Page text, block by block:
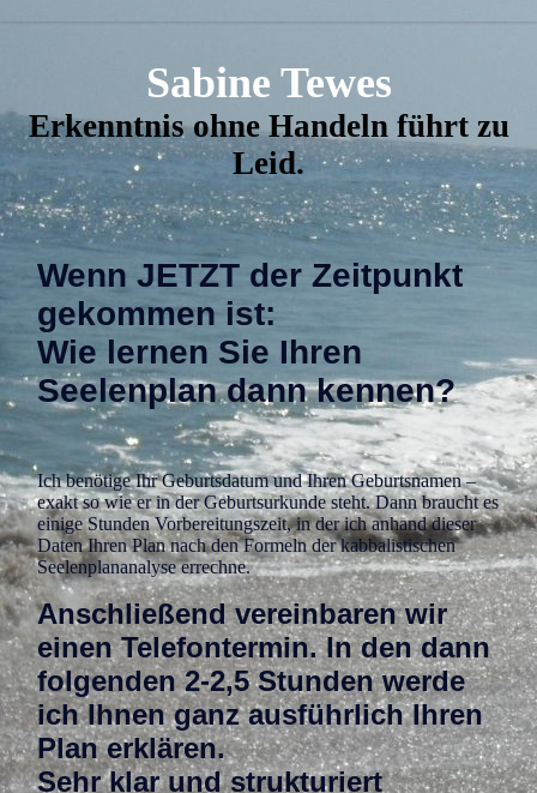
Sabine Tewes
Erkenntnis ohne Handeln führt zu
Leid.
Wenn JETZT der Zeitpunkt
gekommen ist:
Wie lernen Sie Ihren
Seelenplan dann kennen?
Ich benötige Ihr Geburtsdatum und Ihren Geburtsnamen –
exakt so wie er in der Geburtsurkunde steht. Dann braucht es
einige Stunden Vorbereitungszeit, in der ich anhand dieser
Daten Ihren Plan nach den Formeln der kabbalistischen
Seelenplananalyse errechne.
Anschließend vereinbaren wir
einen Telefontermin. In den dann
folgenden 2-2,5 Stunden werde
ich Ihnen ganz ausführlich Ihren
Plan erklären.
Sehr klar und strukturiert